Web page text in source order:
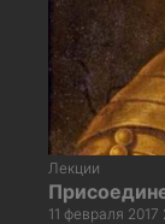
Лекции
11 февраля 2017